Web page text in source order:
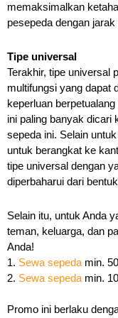
memaksimalkan
pesepeda dengan
Tipe universal
Terakhir, tipe universal
multifungsi yang dapat
keperluan berpetualang
ini paling banyak dicari
sepeda ini. Selain
untuk berangkat ke
tipe universal dengan
diperbaharui dari bentuk
Selain itu, untuk Anda
teman, keluarga, dan
Anda!
1. Sewa sepeda min.
2. Sewa sepeda min.
Promo ini berlaku